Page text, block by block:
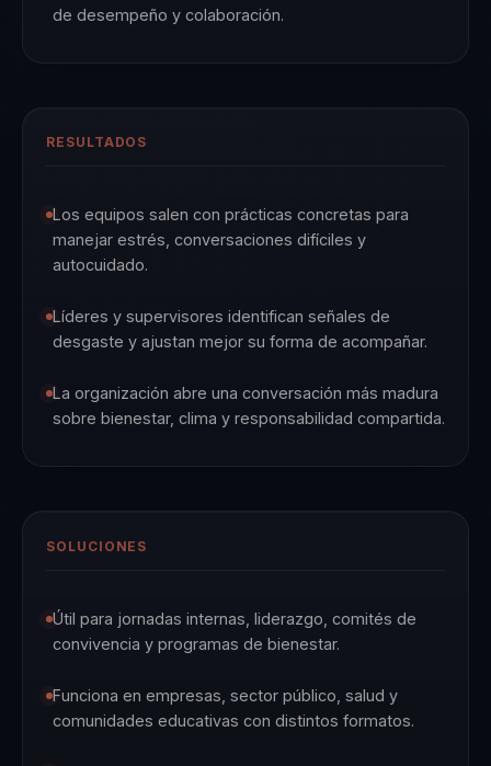
de desempeño y colaboración.
RESULTADOS
Los equipos salen con prácticas concretas para
manejar estrés, conversaciones difíciles y
autocuidado.
Líderes y supervisores identifican señales de
desgaste y ajustan mejor su forma de acompañar.
La organización abre una conversación más madura
sobre bienestar, clima y responsabilidad compartida.
SOLUCIONES
Útil para jornadas internas, liderazgo, comités de
convivencia y programas de bienestar.
Funciona en empresas, sector público, salud y
comunidades educativas con distintos formatos.